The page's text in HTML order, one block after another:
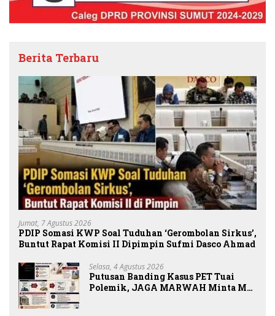
Berita Terbaru
Jumat, 7 Agustus 2026
PDIP Somasi KWP Soal Tuduhan ‘Gerombolan Sirkus’,
Buntut Rapat Komisi II Dipimpin Sufmi Dasco Ahmad
Selasa, 4 Agustus 2026
Putusan Banding Kasus PET Tuai
Polemik, JAGA MARWAH Minta MA